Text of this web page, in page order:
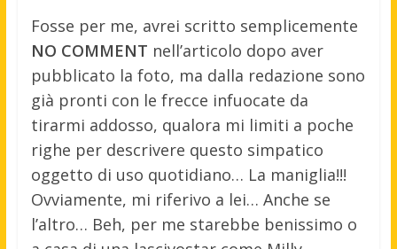
Fosse per me, avrei scritto semplicemente
NO COMMENT nell’articolo dopo aver
pubblicato la foto, ma dalla redazione sono
già pronti con le frecce infuocate da
tirarmi addosso, qualora mi limiti a poche
righe per descrivere questo simpatico
oggetto di uso quotidiano… La maniglia!!!
Ovviamente, mi riferivo a lei… Anche se
l’altro… Beh, per me starebbe benissimo o